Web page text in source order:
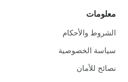
معلومات
الشروط والأحكام
سياسة الخصوصية
نصائح للأمان